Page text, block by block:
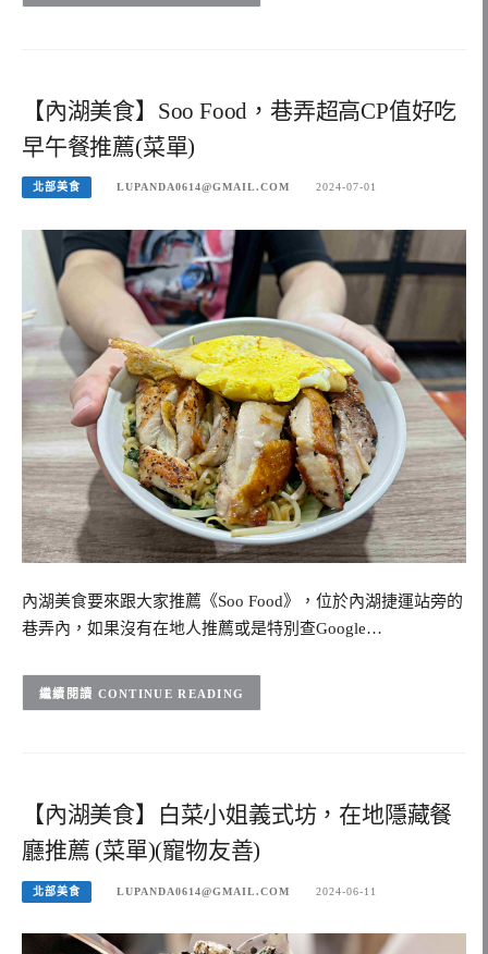
【內湖美食】Soo Food，巷弄超高CP值好吃
早午餐推薦(菜單)
北部美食 LUPANDA0614@GMAIL.COM 2024-07-01
內湖美食要來跟大家推薦《Soo Food》，位於內湖捷運站旁的
巷弄內，如果沒有在地人推薦或是特別查Google…
CONTINUE READING
【內湖美食】白菜小姐義式坊，在地隱藏餐
廳推薦 (菜單)(寵物友善)
北部美食 LUPANDA0614@GMAIL.COM 2024-06-11